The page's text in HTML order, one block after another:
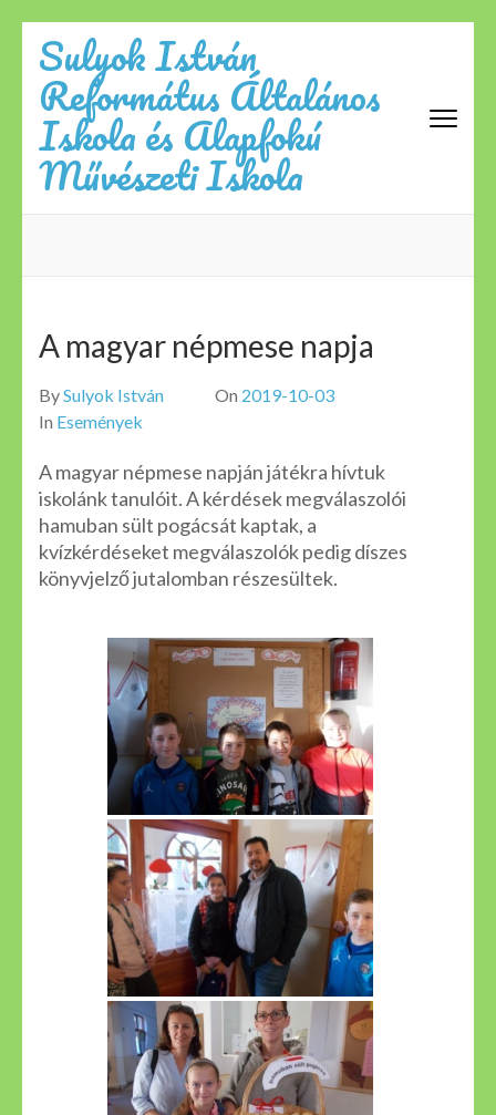
content
(Press
Enter)
Sulyok István
Református Általános
Iskola és Alapfokú
Művészeti Iskola
A magyar népmese napja
BySulyok István On 2019-10-03
In Események
A magyar népmese napján játékra hívtuk
iskolánk tanulóit. A kérdések megválaszolói
hamuban sült pogácsát kaptak, a
kvízkérdéseket megválaszolók pedig díszes
könyvjelző jutalomban részesültek.